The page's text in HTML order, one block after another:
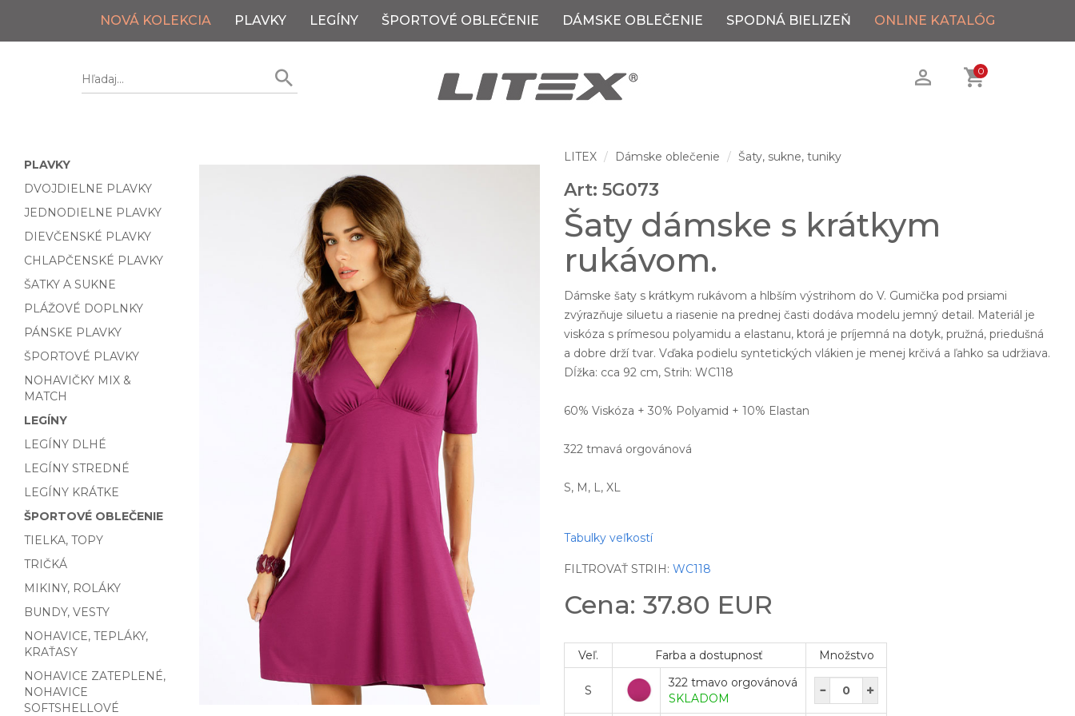
NOVÁ KOLEKCIA PLAVKY LEGÍNY ŠPORTOVÉ OBLEČENIE DÁMSKE OBLEČENIE SPODNÁ BIELIZEŇ ONLINE KATALÓG
0
PLAVKY
DVOJDIELNE PLAVKY
JEDNODIELNE PLAVKY
DIEVČENSKÉ PLAVKY
CHLAPČENSKÉ PLAVKY
ŠATKY A SUKNE
PLÁŽOVÉ DOPLNKY
PÁNSKE PLAVKY
ŠPORTOVÉ PLAVKY
NOHAVIČKY MIX &
MATCH
LEGÍNY
LEGÍNY DLHÉ
LEGÍNY STREDNÉ
LEGÍNY KRÁTKE
ŠPORTOVÉ OBLEČENIE
TIELKA, TOPY
TRIČKÁ
MIKINY, ROLÁKY
BUNDY, VESTY
NOHAVICE, TEPLÁKY,
KRAŤASY
NOHAVICE ZATEPLENÉ,
NOHAVICE
SOFTSHELLOVÉ
LITEX Dámske oblečenie Šaty, sukne, tuniky
Art: 5G073
Šaty dámske s krátkym
rukávom.
Dámske šaty s krátkym rukávom a hlbším výstrihom do V. Gumička pod prsiami
zvýrazňuje siluetu a riasenie na prednej časti dodáva modelu jemný detail. Materiál je
viskóza s prímesou polyamidu a elastanu, ktorá je príjemná na dotyk, pružná, priedušná
a dobre drží tvar. Vďaka podielu syntetických vlákien je menej krčivá a ľahko sa udržiava.
Dĺžka: cca 92 cm, Strih: WC118
60% Viskóza + 30% Polyamid + 10% Elastan
322 tmavá orgovánová
S, M, L, XL
Tabulky veľkostí
FILTROVAŤ STRIH:WC118
Cena: 37.80 EUR
Veľ. Farba a dostupnosť Množstvo
S
322 tmavo orgovánová
SKLADOM